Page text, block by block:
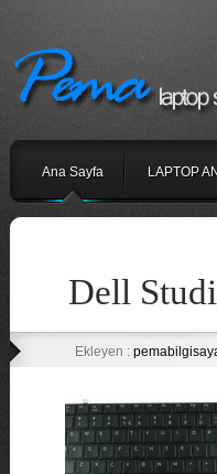
Ana Sayfa LAPTOP
Dell
Ekleyen :